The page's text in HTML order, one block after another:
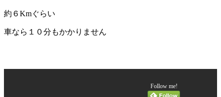
約６Kmぐらい
車なら１０分もかかりません
Follow me!